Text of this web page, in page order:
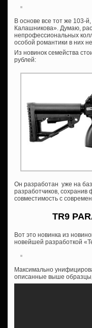
В основе все тот же 103-
Калашникова». Думаю,
непрофессиональных
особой романтики в них
Из новинок семейства
рублей:
Он разработан уже на
разработчиков,
совместимость с
TR9
Вот это новинка из
новейшей разработкой
Максимально
описанные выше образцы,